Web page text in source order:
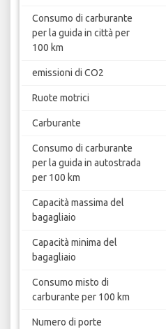
Consumo di carburante
per la guida in città per
100 km
emissioni di CO2
Ruote motrici
Carburante
Consumo di carburante
per la guida in autostrada
per 100 km
Capacità massima del
bagagliaio
Capacità minima del
bagagliaio
Consumo misto di
carburante per 100 km
Numero di porte